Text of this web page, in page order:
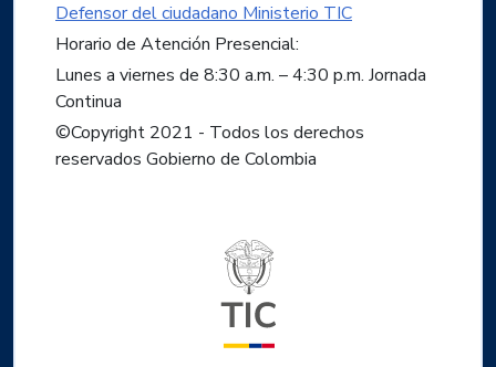
Defensor del ciudadano Ministerio TIC
Horario de Atención Presencial:
Lunes a viernes de 8:30 a.m. – 4:30 p.m. Jornada
Continua
©Copyright 2021 - Todos los derechos
reservados Gobierno de Colombia